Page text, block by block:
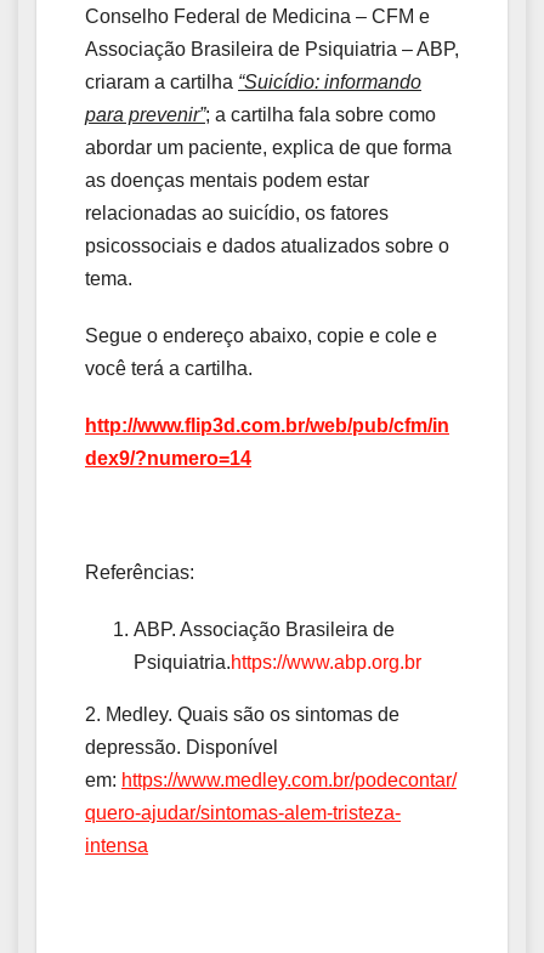
Conselho Federal de Medicina – CFM e
Associação Brasileira de Psiquiatria – ABP,
criaram a cartilha “Suicídio: informando
para prevenir”; a cartilha fala sobre como
abordar um paciente, explica de que forma
as doenças mentais podem estar
relacionadas ao suicídio, os fatores
psicossociais e dados atualizados sobre o
tema.
Segue o endereço abaixo, copie e cole e
você terá a cartilha.
http://www.flip3d.com.br/web/pub/cfm/in
dex9/?numero=14
Referências:
ABP. Associação Brasileira de
Psiquiatria.https://www.abp.org.br
2. Medley. Quais são os sintomas de
depressão. Disponível
em: https://www.medley.com.br/podecontar/
quero-ajudar/sintomas-alem-tristeza-
intensa